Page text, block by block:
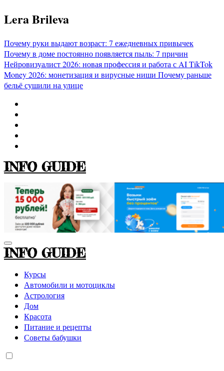
Перейти
к
Lera Brileva
Почему руки выдают возраст: 7 ежедневных привычек
Почему в доме постоянно появляется пыль: 7 причин
Нейровизуалист 2026: новая профессия и работа с AITikTok
Money 2026: монетизация и вирусные ниши Почему раньше
бельё сушили на улице
INFO GUIDE
INFO GUIDE
Курсы
Автомобили и мотоциклы
Астрология
Дом
Красота
Питание и рецепты
Советы бабушки